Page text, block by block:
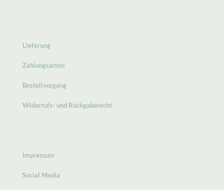
Lieferung
Zahlungsarten
Bestellvorgang
Widerrufs- und Rückgaberecht
Impressum
Social Media